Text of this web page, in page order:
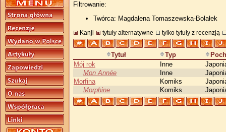
Filtrowanie:
Twórca: Magdalena Tomaszewska-Bolałek
Kanji tytuły alternatywne tylko tytuły z recenzją
Tytuł Typ
Mój rok
Inne
Mon Année
Inne
Morfina
Komiks
Morphine
Komiks